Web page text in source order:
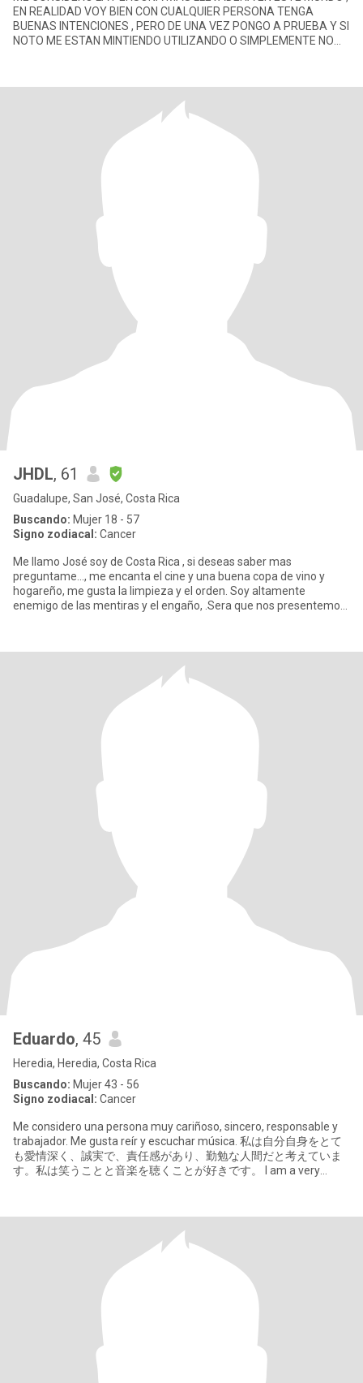
EN REALIDAD VOY BIEN CON CUALQUIER PERSONA TENGA
BUENAS INTENCIONES , PERO DE UNA VEZ PONGO A PRUEBA Y SI
NOTO ME ESTAN MINTIENDO UTILIZANDO O SIMPLEMENTE NO
JHDL, 61
Guadalupe, San José, Costa Rica
Buscando: Mujer 18 - 57
Signo zodiacal: Cancer
Me llamo José soy de Costa Rica , si deseas saber mas
preguntame..., me encanta el cine y una buena copa de vino y
hogareño, me gusta la limpieza y el orden. Soy altamente
enemigo de las mentiras y el engaño, .Sera que nos presentemos
Eduardo, 45
Heredia, Heredia, Costa Rica
Buscando: Mujer 43 - 56
Signo zodiacal: Cancer
Me considero una persona muy cariñoso, sincero, responsable y
trabajador. Me gusta reír y escuchar música. 私は自分自身をとて
も愛情深く、誠実で、責任感があり、勤勉な人間だと考えていま
す。私は笑うことと音楽を聴くことが好きです。 I am a very